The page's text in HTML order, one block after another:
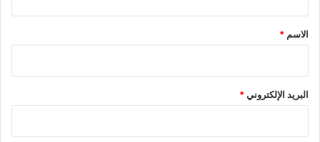
*
الاسم *
البريد الإلكتروني*